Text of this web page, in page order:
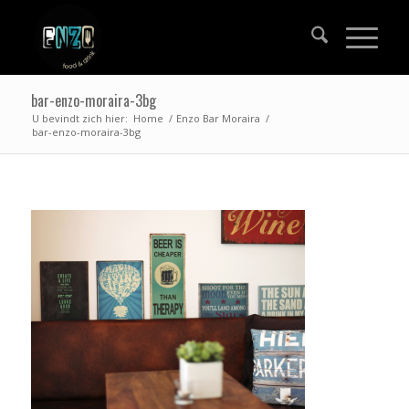
bar-enzo-moraira-3bg
U bevindt zich hier: Home / Enzo Bar Moraira /
bar-enzo-moraira-3bg